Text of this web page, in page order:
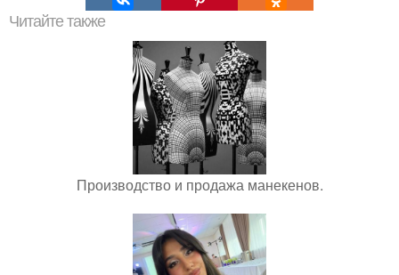
Читайте также
Производство и продажа манекенов.